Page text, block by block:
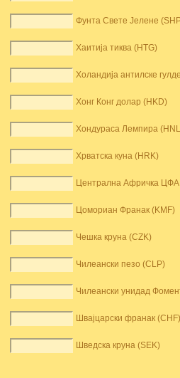
Фунта Свете Јелене
Хаитија тиква (HTG)
Холандија антилске
Хонг Конг долар (HKD)
Хондураса Лемпира
Хрватска куна (HRK)
Централна Афричка ЦФА
Цомориан Франак (KMF)
Чешка круна (CZK)
Чилеански пезо (CLP)
Чилеански унидад
Швајцарски франак (CHF)
Шведска круна (SEK)